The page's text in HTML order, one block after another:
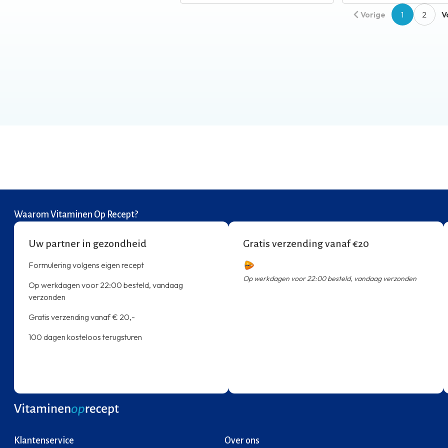
Vorige 1 2
Waarom Vitaminen Op Recept?
Uw partner in gezondheid
Formulering volgens eigen recept
Op werkdagen voor 22:00 besteld, vandaag
verzonden
Gratis verzending vanaf € 20,-
100 dagen kosteloos terugsturen
Gratis verzending vanaf €20
Op werkdagen voor 22:00 besteld, vandaag verzonden
Klantenservice Over ons